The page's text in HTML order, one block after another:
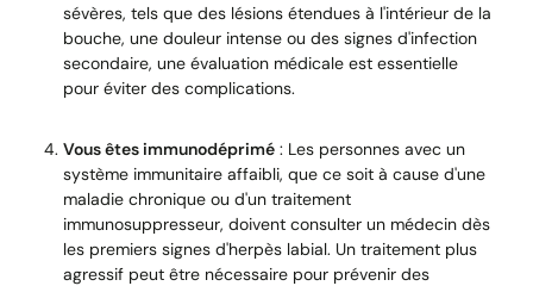
sévères, tels que des lésions étendues à l'intérieur de la
bouche, une douleur intense ou des signes d'infection
secondaire, une évaluation médicale est essentielle
pour éviter des complications.
Vous êtes immunodéprimé : Les personnes avec un
système immunitaire affaibli, que ce soit à cause d'une
maladie chronique ou d'un traitement
immunosuppresseur, doivent consulter un médecin dès
les premiers signes d'herpès labial. Un traitement plus
agressif peut être nécessaire pour prévenir des